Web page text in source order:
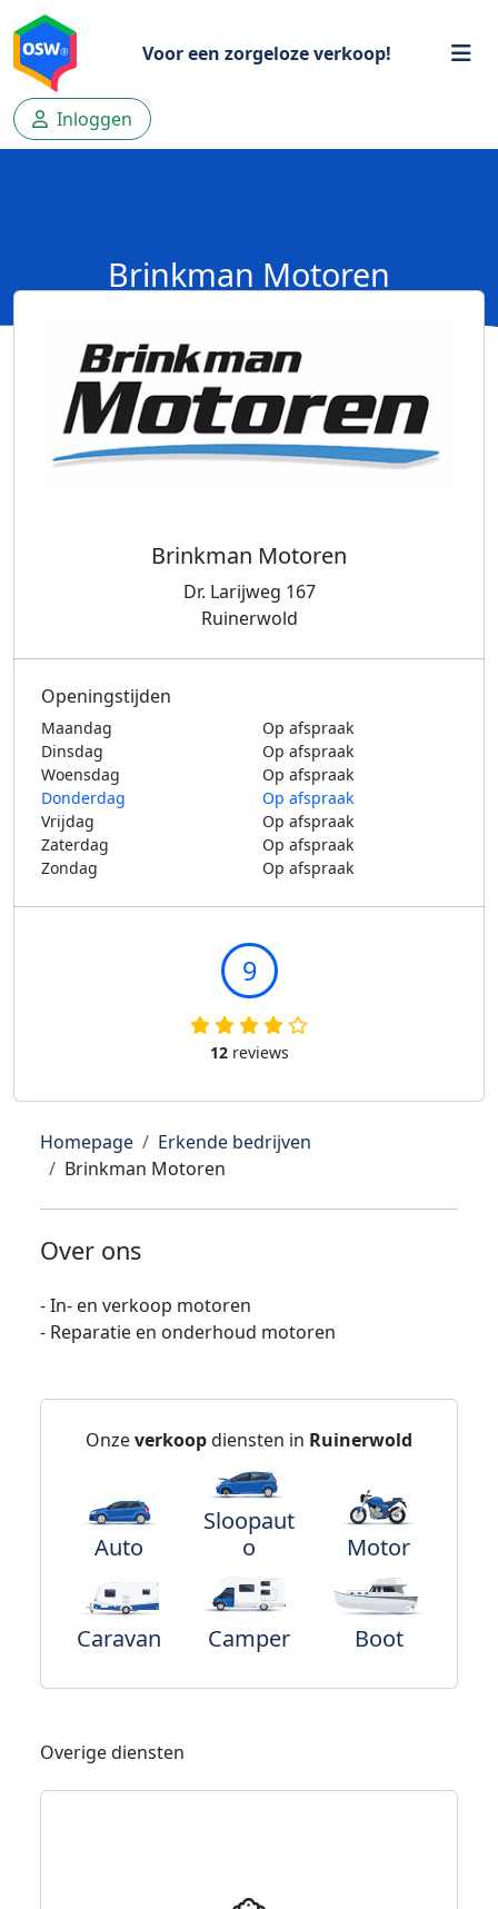
Voor een zorgeloze verkoop!
Inloggen
Brinkman Motoren
Brinkman Motoren
Dr. Larijweg 167
Ruinerwold
Openingstijden
Maandag
Op afspraak
Dinsdag
Op afspraak
Woensdag
Op afspraak
Donderdag
Op afspraak
Vrijdag
Op afspraak
Zaterdag
Op afspraak
Zondag
Op afspraak
9
12reviews
Homepage
Erkende bedrijven
Brinkman Motoren
Over ons
- In- en verkoop motoren
- Reparatie en onderhoud motoren
Onzeverkoopdiensten in Ruinerwold
Auto
Sloopaut
o
Motor
Caravan Camper Boot
Overige diensten